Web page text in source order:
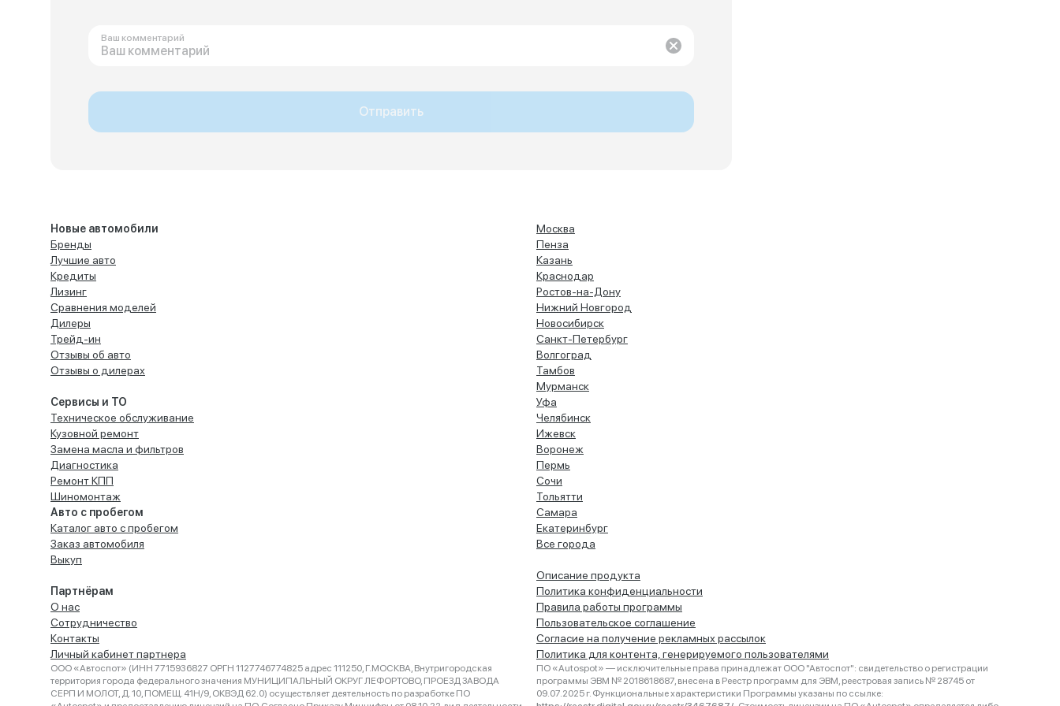
Ваш комментарий
Отправить
Новые автомобили
Бренды
Лучшие авто
Кредиты
Лизинг
Сравнения моделей
Дилеры
Трейд-ин
Отзывы об авто
Отзывы о дилерах
Сервисы и ТО
Техническое обслуживание
Кузовной ремонт
Замена масла и фильтров
Диагностика
Ремонт КПП
Шиномонтаж
Авто с пробегом
Каталог авто с пробегом
Заказ автомобиля
Выкуп
Партнёрам
О нас
Сотрудничество
Контакты
Личный кабинет партнера
Москва
Пенза
Казань
Краснодар
Ростов-на-Дону
Нижний Новгород
Новосибирск
Санкт-Петербург
Волгоград
Тамбов
Мурманск
Уфа
Челябинск
Ижевск
Воронеж
Пермь
Сочи
Тольятти
Самара
Екатеринбург
Все города
Описание продукта
Политика конфиденциальности
Правила работы программы
Пользовательское соглашение
Согласие на получение рекламных рассылок
Политика для контента, генерируемого пользователями
ООО «Автоспот» (ИНН 7715936827 ОРГН 1127746774825 адрес 111250, Г.МОСКВА, Внутригородская
территория города федерального значения МУНИЦИПАЛЬНЫЙ ОКРУГ ЛЕФОРТОВО, ПРОЕЗД ЗАВОДА
СЕРП И МОЛОТ, Д. 10, ПОМЕЩ. 41Н/9, ОКВЭД 62.0) осуществляет деятельность по разработке ПО
ПО «Autospot» — исключительные права принадлежат ООО "Автоспот": свидетельство о регистрации
программы ЭВМ № 2018618687, внесена в Реестр программ для ЭВМ, реестровая запись № 28745 от
09.07.2025 г. Функциональные характеристики Программы указаны по ссылке: